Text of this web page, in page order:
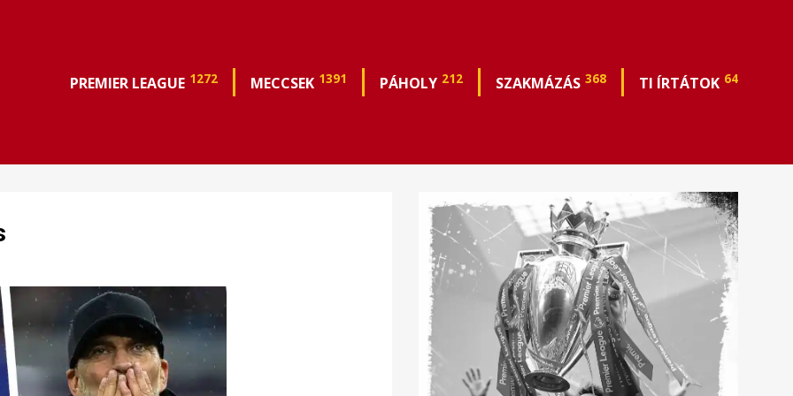
PREMIER LEAGUE 1272 MECCSEK 1391 PÁHOLY 212 SZAKMÁZÁS 368 TI ÍRTÁTOK 64